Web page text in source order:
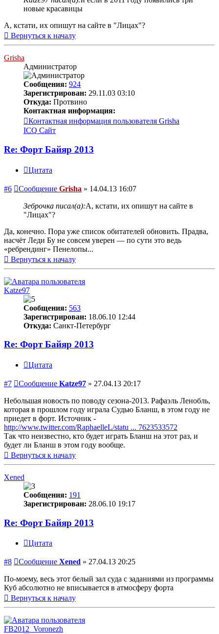
новые красавицы
А, кстати, их опишут на сайте в "Лицах"?
Вернуться к началу
Grisha
Администратор
Сообщения: 924
Зарегистрирован: 29.11.03 03:10
Откуда: Протвино
Контактная информация:
Контактная информация пользователя Grisha
ICQ Сайт
Re: Форт Байяр 2013
Цитата
#6 Сообщение Grisha » 14.04.13 16:07
Зеброчка писал(а):А, кстати, их опишут на сайте в
"Лицах"?
Да, конечно. Пора уже список обитателей обновить. Прадва,
насчёт Леди Бу не совсем уверен — по сути это ведь
«ребрендинг» Пенелопы...
Вернуться к началу
Katze97
Сообщения: 563
Зарегистрирован: 18.06.10 12:44
Откуда: Санкт-Петербург
Re: Форт Байяр 2013
Цитата
#7 Сообщение Katze97 » 27.04.13 20:17
Небольшая новость по поводу сезона-2013. Рафаэль Ленобль,
которая в прошлом году играла Судью Бланш, в этом году не
приедет в форт. Источник -
http://www.twitter.com/RaphaelleL/statu ... 7623533572
Так что неизвестно, кто будет играть Бланш на этот раз, и
будет ли Бланш в этом году вообще.
Вернуться к началу
Xened
Сообщения: 191
Зарегистрирован: 28.06.10 19:17
Re: Форт Байяр 2013
Цитата
#8 Сообщение Xened » 27.04.13 20:25
По-моему, весь этот белый зал суда с заданиями из программы
Куб абсолютно не вписывается в атмосферу форта
Вернуться к началу
FB2012_Voronezh